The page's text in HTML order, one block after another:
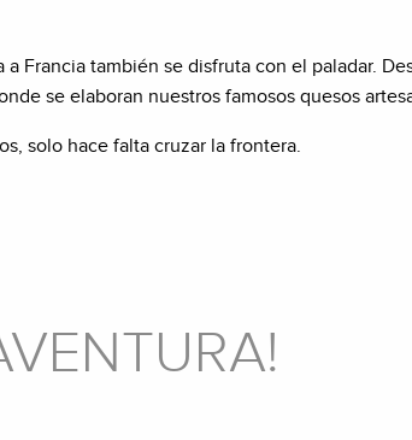
a Francia también se disfruta con el paladar.
se elaboran nuestros famosos quesos
solo hace falta cruzar la frontera.